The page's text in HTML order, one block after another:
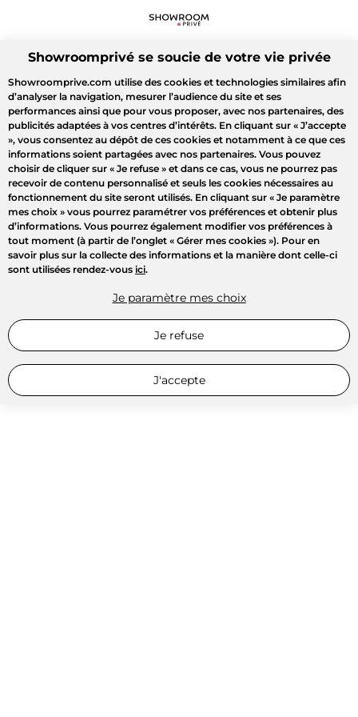
Showroomprivé se soucie de votre vie privée
Showroomprive.com utilise des cookies et technologies similaires afin
d’analyser la navigation, mesurer l’audience du site et ses
performances ainsi que pour vous proposer, avec nos partenaires, des
publicités adaptées à vos centres d’intérêts. En cliquant sur « J’accepte
», vous consentez au dépôt de ces cookies et notamment à ce que ces
informations soient partagées avec nos partenaires. Vous pouvez
choisir de cliquer sur « Je refuse » et dans ce cas, vous ne pourrez pas
recevoir de contenu personnalisé et seuls les cookies nécessaires au
fonctionnement du site seront utilisés. En cliquant sur « Je paramètre
mes choix » vous pourrez paramétrer vos préférences et obtenir plus
d’informations. Vous pourrez également modifier vos préférences à
tout moment (à partir de l’onglet « Gérer mes cookies »). Pour en
savoir plus sur la collecte des informations et la manière dont celle-ci
sont utilisées rendez-vous ici.
Je paramètre mes choix
Je refuse
J'accepte